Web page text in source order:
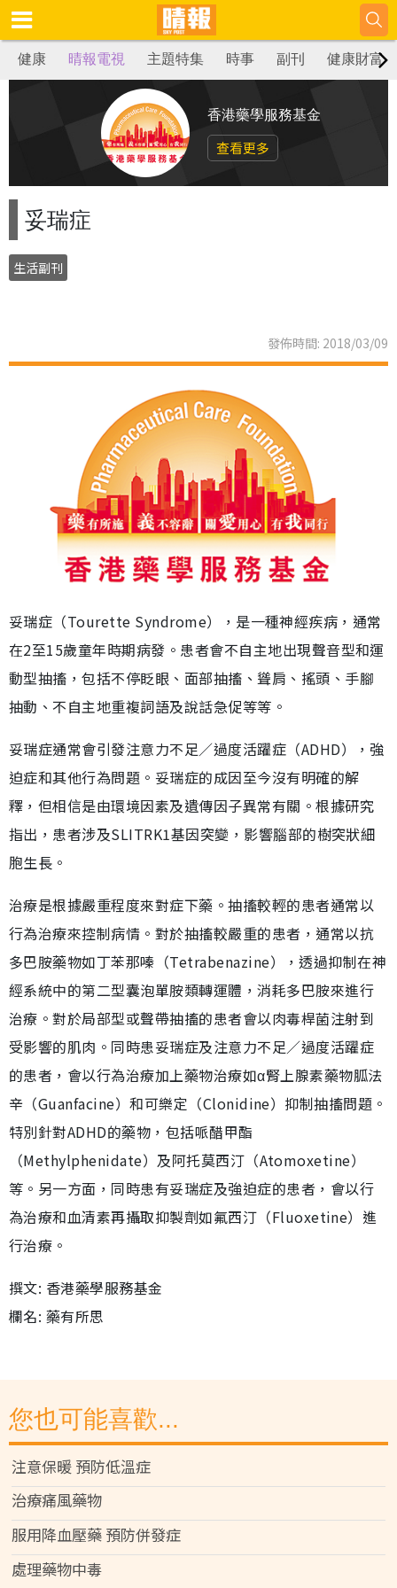
健康 晴報電視 主題特集 時事 副刊 健康財富
香港藥學服務基金
查看更多
妥瑞症
生活副刊
發佈時間: 2018/03/09
妥瑞症（Tourette Syndrome），是一種神經疾病，通常
在2至15歲童年時期病發。患者會不自主地出現聲音型和運
動型抽搐，包括不停眨眼、面部抽搐、聳肩、搖頭、手腳
抽動、不自主地重複詞語及說話急促等等。
妥瑞症通常會引發注意力不足／過度活躍症（ADHD），強
迫症和其他行為問題。妥瑞症的成因至今沒有明確的解
釋，但相信是由環境因素及遺傳因子異常有關。根據研究
指出，患者涉及SLITRK1基因突變，影響腦部的樹突狀細
胞生長。
治療是根據嚴重程度來對症下藥。抽搐較輕的患者通常以
行為治療來控制病情。對於抽搐較嚴重的患者，通常以抗
多巴胺藥物如丁苯那嗪（Tetrabenazine），透過抑制在神
經系統中的第二型囊泡單胺類轉運體，消耗多巴胺來進行
治療。對於局部型或聲帶抽搐的患者會以肉毒桿菌注射到
受影響的肌肉。同時患妥瑞症及注意力不足／過度活躍症
的患者，會以行為治療加上藥物治療如α腎上腺素藥物胍法
辛（Guanfacine）和可樂定（Clonidine）抑制抽搐問題。
特別針對ADHD的藥物，包括哌醋甲酯
（Methylphenidate）及阿托莫西汀（Atomoxetine）
等。另一方面，同時患有妥瑞症及強迫症的患者，會以行
為治療和血清素再攝取抑製劑如氟西汀（Fluoxetine）進
行治療。
撰文: 香港藥學服務基金
欄名: 藥有所思
您也可能喜歡...
注意保暖 預防低溫症
治療痛風藥物
服用降血壓藥 預防併發症
處理藥物中毒